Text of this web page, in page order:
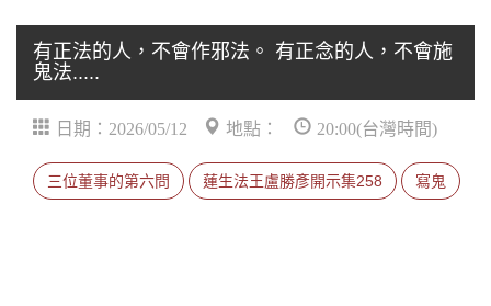
有正法的人，不會作邪法。 有正念的人，不會施
鬼法.....
日期：2026/05/12 地點： 20:00(台灣時間)
三位董事的第六問 蓮生法王盧勝彥開示集258 寫鬼